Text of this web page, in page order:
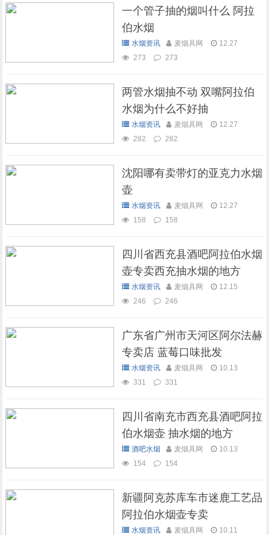
一个管子抽的烟叫什么 阿拉
伯水烟
水烟资讯 麦烟具网
12.27
273
273
两管水烟抽不动 双嘴阿拉伯
水烟为什么不好抽
水烟资讯 麦烟具网
12.27
282
282
沈阳哪有卖带灯的亚克力水烟
壶
水烟资讯 麦烟具网
12.27
158
158
四川省西充县酒吧阿拉伯水烟
壶专卖西充抽水烟的地方
水烟资讯 麦烟具网
12.15
246
246
广东省广州市天河区阿尔法赫
专卖店 蓝莓口味批发
水烟资讯 麦烟具网
10.13
331
331
四川省南充市西充县酒吧阿拉
伯水烟壶 抽水烟的地方
酒吧水烟 麦烟具网
10.13
154
154
新疆阿克苏库车市迷鹿工艺品
阿拉伯水烟壶专卖
水烟资讯 麦烟具网
10.11